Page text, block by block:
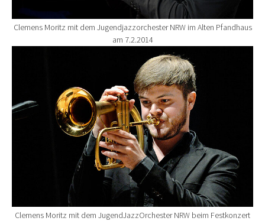
Clemens Moritz mit dem Jugendjazzorchester NRW im Alten Pfandhaus
am 7.2.2014
Clemens Moritz mit dem JugendJazzOrchester NRW beim Festkonzert